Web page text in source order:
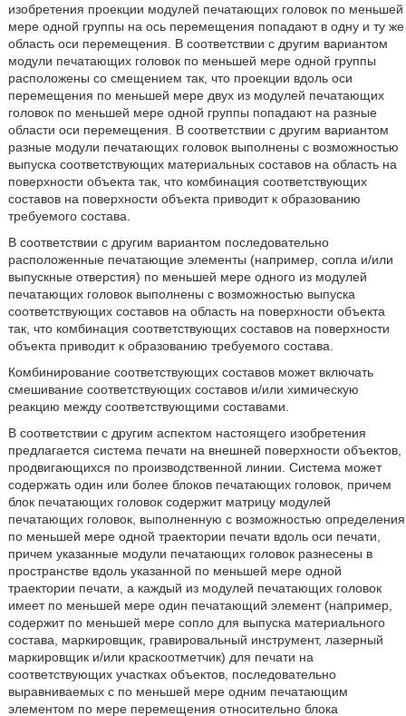
изобретения проекции модулей печатающих головок по меньшей
мере одной группы на ось перемещения попадают в одну и ту же
область оси перемещения. В соответствии с другим вариантом
модули печатающих головок по меньшей мере одной группы
расположены со смещением так, что проекции вдоль оси
перемещения по меньшей мере двух из модулей печатающих
головок по меньшей мере одной группы попадают на разные
области оси перемещения. В соответствии с другим вариантом
разные модули печатающих головок выполнены с возможностью
выпуска соответствующих материальных составов на область на
поверхности объекта так, что комбинация соответствующих
составов на поверхности объекта приводит к образованию
требуемого состава.
В соответствии с другим вариантом последовательно
расположенные печатающие элементы (например, сопла и/или
выпускные отверстия) по меньшей мере одного из модулей
печатающих головок выполнены с возможностью выпуска
соответствующих составов на область на поверхности объекта
так, что комбинация соответствующих составов на поверхности
объекта приводит к образованию требуемого состава.
Комбинирование соответствующих составов может включать
смешивание соответствующих составов и/или химическую
реакцию между соответствующими составами.
В соответствии с другим аспектом настоящего изобретения
предлагается система печати на внешней поверхности объектов,
продвигающихся по производственной линии. Система может
содержать один или более блоков печатающих головок, причем
блок печатающих головок содержит матрицу модулей
печатающих головок, выполненную с возможностью определения
по меньшей мере одной траектории печати вдоль оси печати,
причем указанные модули печатающих головок разнесены в
пространстве вдоль указанной по меньшей мере одной
траектории печати, а каждый из модулей печатающих головок
имеет по меньшей мере один печатающий элемент (например,
содержит по меньшей мере сопло для выпуска материального
состава, маркировщик, гравировальный инструмент, лазерный
маркировщик и/или краскоотметчик) для печати на
соответствующих участках объектов, последовательно
выравниваемых с по меньшей мере одним печатающим
элементом по мере перемещения относительно блока